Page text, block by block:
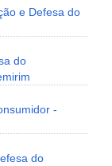
e Defesa do
do
-
do